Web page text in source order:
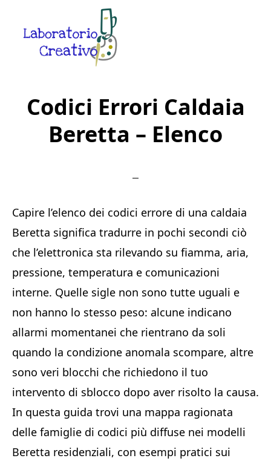
primary
Creative
Codici Errori Caldaia
Beretta​ – Elenco
Capire l’elenco dei codici errore di una caldaia
Beretta significa tradurre in pochi secondi ciò
che l’elettronica sta rilevando su fiamma, aria,
pressione, temperatura e comunicazioni
interne. Quelle sigle non sono tutte uguali e
non hanno lo stesso peso: alcune indicano
allarmi momentanei che rientrano da soli
quando la condizione anomala scompare, altre
sono veri blocchi che richiedono il tuo
intervento di sblocco dopo aver risolto la causa.
In questa guida trovi una mappa ragionata
delle famiglie di codici più diffuse nei modelli
Beretta residenziali, con esempi pratici sui